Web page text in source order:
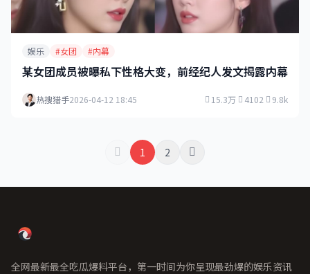
娱乐 #女团 #内幕
某女团成员被曝私下性格大变，前经纪人发文揭露内幕
热搜猎手2026-04-12 18:45 15.3万 4102 9.8k
1 2
全网最新最全吃瓜爆料平台，第一时间为你呈现最劲爆的娱乐资讯